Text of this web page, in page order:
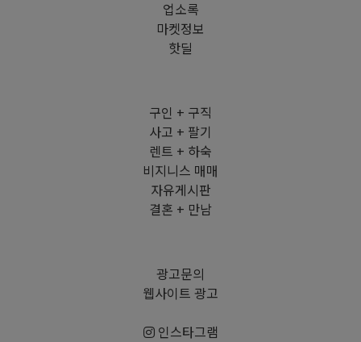
업소록
마켓정보
핫딜
구인 + 구직
사고 + 팔기
렌트 + 하숙
비지니스 매매
자유게시판
결혼 + 만남
광고문의
웹사이트 광고
인스타그램